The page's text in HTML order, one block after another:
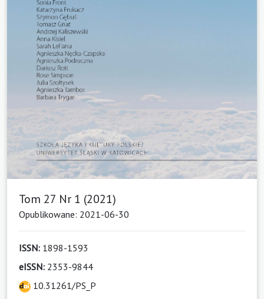
Tom 27 Nr 1 (2021)
Opublikowane: 2021-06-30
ISSN: 1898-1593
eISSN: 2353-9844
10.31261/PS_P